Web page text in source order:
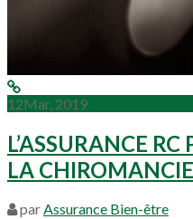
12Mar, 2019
L’ASSURANCE
LA CHIROMANCIE
parAssurance Bien-être